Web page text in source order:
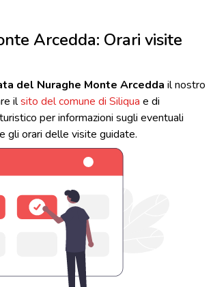
Arcedda: Orari visite
del Nuraghe Monte Arcedda il nostro
ilsito del comune di Siliqua e di
per informazioni sugli eventuali
e gli orari delle visite guidate.